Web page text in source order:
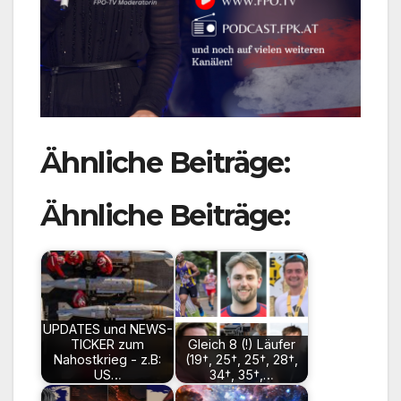
Ähnliche Beiträge:
Ähnliche Beiträge:
UPDATES und NEWS-
TICKER zum
Nahostkrieg - z.B:
US…
Gleich 8 (!) Läufer
(19†, 25†, 25†, 28†,
34†, 35†,…